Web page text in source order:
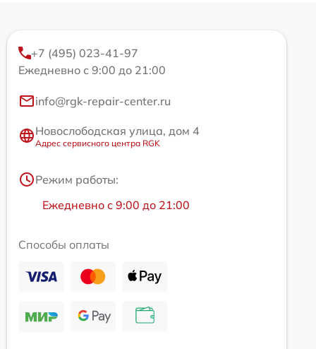
+7 (495) 023-41-97
Ежедневно с 9:00 до 21:00
info@rgk-repair-center.ru
Новослободская улица, дом 4
Адрес сервисного центра RGK
Режим работы:
Ежедневно с 9:00 до 21:00
Способы оплаты